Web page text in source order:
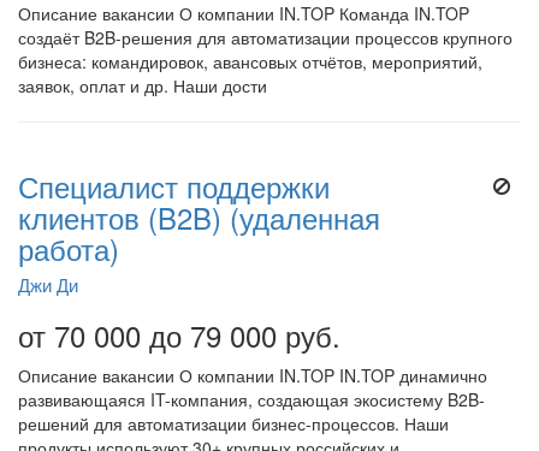
Описание вакансии О компании IN.TOP Команда IN.TOP
создаёт B2B-решения для автоматизации процессов крупного
бизнеса: командировок, авансовых отчётов, мероприятий,
заявок, оплат и др. Наши дости
Специалист поддержки
клиентов (B2B) (удаленная
работа)
Джи Ди
от 70 000 до 79 000 руб.
Описание вакансии О компании IN.TOP IN.TOP динамично
развивающаяся IT-компания, создающая экосистему B2B-
решений для автоматизации бизнес-процессов. Наши